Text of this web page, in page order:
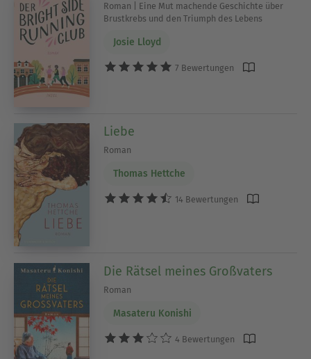
Roman | Eine Mut machende Geschichte über
Brustkrebs und den Triumph des Lebens
Josie Lloyd
7 Bewertungen
Liebe
Roman
Thomas Hettche
14 Bewertungen
Die Rätsel meines Großvaters
Roman
Masateru Konishi
4 Bewertungen